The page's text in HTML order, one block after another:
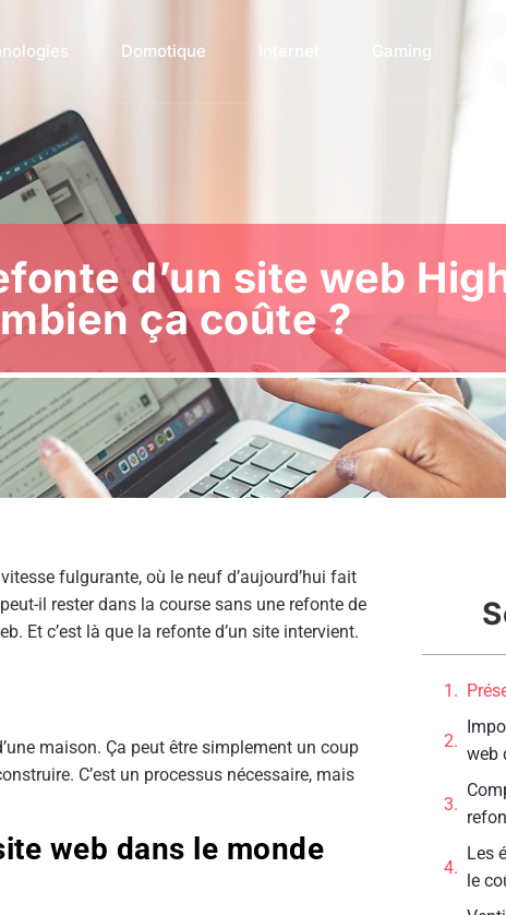
Domotique Gaming
d’un site web
ça coûte ?
fulgurante, où le neuf d’aujourd’hui fait
il rester dans la course sans une refonte de
Et c’est là que la refonte d’un site intervient.
maison. Ça peut être simplement un coup
C’est un processus nécessaire, mais
web dans le monde
web
Les
le